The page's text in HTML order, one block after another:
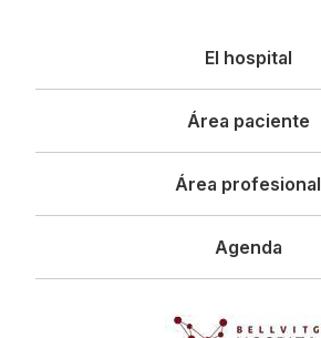
principal
El hospital
Área paciente
Área profesional
Agenda